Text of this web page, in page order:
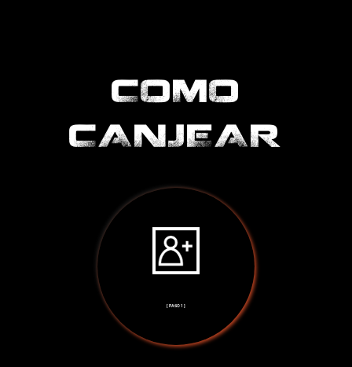
COMO
CANJEAR
[ PASO 1 ]